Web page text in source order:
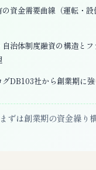
の資金需要曲線（運転・
自治体制度融資の構造と
グDB103社から創業期に
まずは創業期の資金繰り